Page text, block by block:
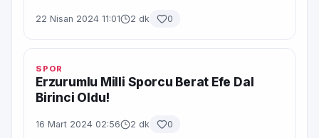
22 Nisan 2024 11:01 2 dk 0
SPOR
Erzurumlu Milli Sporcu Berat Efe Dal
Birinci Oldu!
16 Mart 2024 02:56 2 dk 0